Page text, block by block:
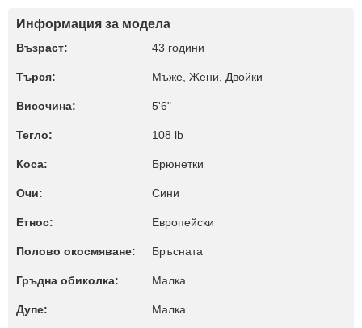
Информация за модела
Възраст: 43 години
Търся: Мъже, Жени, Двойки
Височина: 5'6"
Тегло: 108 lb
Коса: Брюнетки
Очи: Сини
Етнос: Европейски
Полово окосмяване: Бръсната
Гръдна обиколка: Малкa
Дупе: Малкa